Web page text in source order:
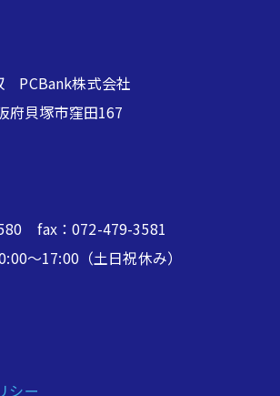
PCBank株式会社
府貝塚市窪田167
fax：072-479-3581
～17:00（土日祝休み）
シー